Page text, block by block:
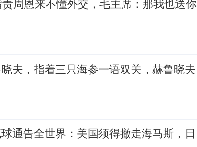
周恩来不懂外交，毛主席：那我也送你
夫，指着三只海参一语双关，赫鲁晓夫
通告全世界：美国须得撤走海马斯，日